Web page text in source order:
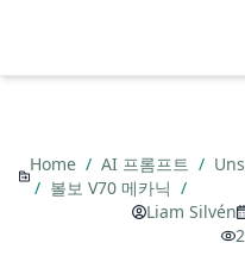
Home / AI 프롬프트 /
/ 볼보 V70 메카닉 /
Liam Silvén